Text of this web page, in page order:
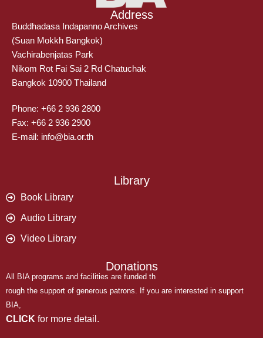
Address
Buddhadasa Indapanno Archives
(Suan Mokkh Bangkok)
Vachirabenjatas Park
Nikom Rot Fai Sai 2 Rd Chatuchak
Bangkok 10900 Thailand
Phone: +66 2 936 2800
Fax: +66 2 936 2900
E-mail: info@bia.or.th
Library
Book Library
Audio Library
Video Library
Donations
All BIA programs and facilities are funded th
rough the support of generous patrons. If you are interested in support
BIA,
CLICK for more detail.